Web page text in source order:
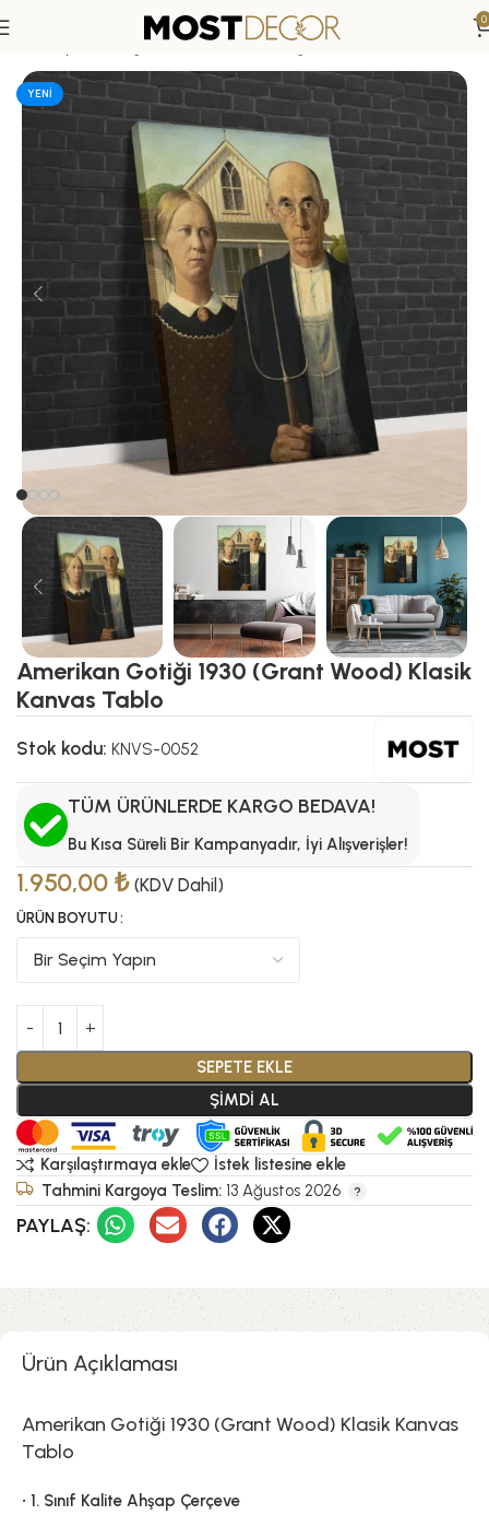
0
Mağaza »Amerikan Gotiği 1930 (Grant Wood)
YENI
Amerikan Gotiği 1930 (Grant Wood) Klasik
Kanvas Tablo
Stok kodu: KNVS-0052
TÜM ÜRÜNLERDE KARGO BEDAVA!
Bu Kısa Süreli Bir Kampanyadır, İyi Alışverişler!
1.950,00 ₺ (KDV Dahil)
ÜRÜN BOYUTU
SEPETE EKLE
ŞİMDİ AL
Karşılaştırmaya ekle
İstek listesine ekle
Tahmini Kargoya Teslim: 13 Ağustos 2026
PAYLAŞ:
Ürün Açıklaması
Amerikan Gotiği 1930 (Grant Wood) Klasik Kanvas
Tablo
• 1. Sınıf Kalite Ahşap Çerçeve